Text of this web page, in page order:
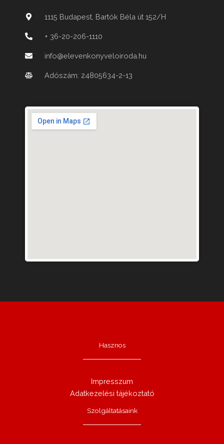
-
f
1115 Budapest, Bartók Béla út 152/H
+ 36-20-206-1110
info@elevenkonyveloiroda.hu
Adószám: 24805634-2-13
Hasznos
Impresszum
Adatkezelési tájékoztató
Szolgáltatásaink